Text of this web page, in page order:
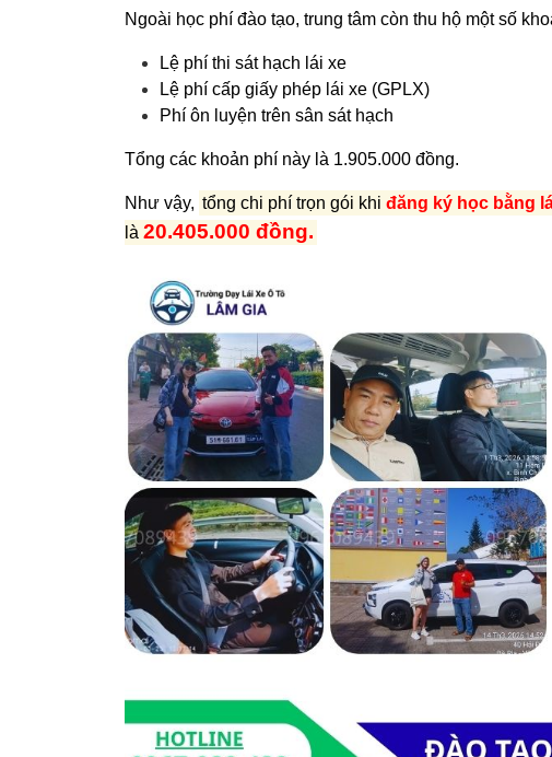
Ngoài học phí đào tạo, trung tâm còn thu hộ một số
Lệ phí thi sát hạch lái xe
Lệ phí cấp giấy phép lái xe (GPLX)
Phí ôn luyện trên sân sát hạch
Tổng các khoản phí này là 1.905.000 đồng.
Như vậy, tổng chi phí trọn gói khiđăng ký học bằng
là 20.405.000 đồng.